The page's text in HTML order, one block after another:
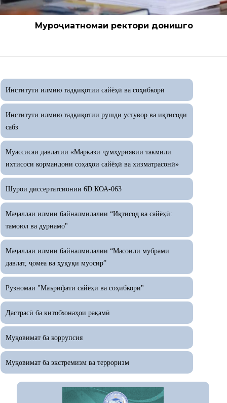
Муроҷиатномаи ректори донишгоҳ
Институти илмию тадқиқотии сайёҳӣ ва соҳибкорӣ
Институти илмию тадқиқотии рушди устувор ва иқтисоди
сабз
Муассисаи давлатии «Маркази ҷумҳуриявии такмили
ихтисоси кормандони соҳаҳои сайёҳӣ ва хизматрасонӣ»
Шурои диссертатсионии 6D.КОА-063
Маҷаллаи илмии байналмилалии “Иқтисод ва сайёҳӣ:
тамоюл ва дурнамо"
Маҷаллаи илмии байналмилалии “Масоили мубрами
давлат, ҷомеа ва ҳуқуқи муосир”
Рӯзномаи "Маърифати сайёҳӣ ва соҳибкорӣ"
Дастрасӣ ба китобхонаҳои рақамӣ
Муқовимат ба коррупсия
Муқовимат ба экстремизм ва терроризм